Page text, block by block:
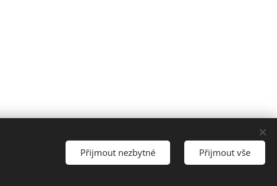
Přijmout nezbytné Přijmout vše